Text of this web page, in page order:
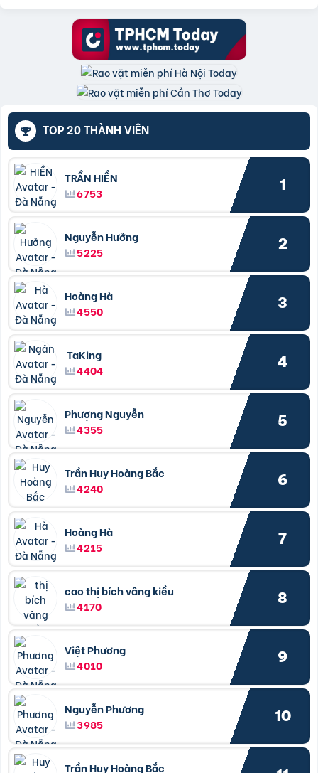
TOP 20 THÀNH VIÊN
TRẦN HIỀN
6753
1
Nguyễn Hưởng
5225
2
Hoàng Hà
4550
3
TaKing
4404
4
Phượng Nguyễn
4355
5
Trần Huy Hoàng Bắc
4240
6
Hoàng Hà
4215
7
cao thị bích vâng kiều
4170
8
Việt Phương
4010
9
Nguyễn Phương
3985
10
Trần Huy Hoàng Bắc